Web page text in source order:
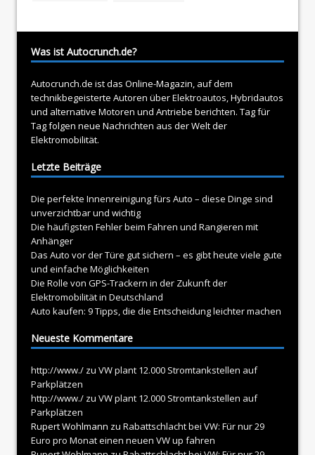
Was ist Autocrunch.de?
Autocrunch.de ist das Online-Magazin, auf dem
technikbegeisterte Autoren überElektroautos, Hybridautos
und alternative Motoren und Antriebe berichten. Tag für
Tag folgen neue Nachrichten aus der Welt der
Elektromobilität.
Letzte Beiträge
Die perfekte Innenreinigung fürs Auto – diese Dinge sind
unverzichtbar und wichtig
Die häufigsten Fehler beim Fahren und Rangieren mit
Anhänger
Das Auto vor der Türe gut sichern – es gibt heute viele gute
und einfache Möglichkeiten
Die Rolle von GPS-Trackern in der Zukunft der
Elektromobilität in Deutschland
Auto kaufen: 9 Tipps, die die Entscheidung leichter machen
Neueste Kommentare
http://www./ zu VW plant 12.000 Stromtankstellen auf
Parkplätzen
http://www./ zu VW plant 12.000 Stromtankstellen auf
Parkplätzen
Rupert Wohlmann zu Rabattschlacht bei VW: Für nur 29
Euro pro Monat einen neuen VW up fahren